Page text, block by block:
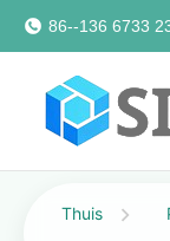
86--136 6733
Thuis